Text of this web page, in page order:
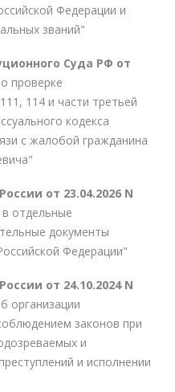
Федерации и
званий"
Суда РФ от
проверке
114 и части третьей
кодекса
с жалобой гражданина
от 23.04.2026 N
отдельные
документы
Федерации"
от 24.10.2024 N
организации
законов при
и
и исполнении